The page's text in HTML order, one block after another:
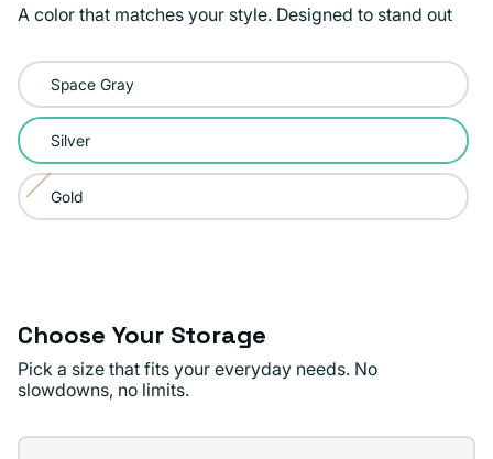
A color that matches your style. Designed to stand out
Color:
SilverSpace Gray
Silver
Gold
Variante
disponible
Choose Your Storage
Pick a size that fits your everyday needs. No
slowdowns, no limits.
Storage